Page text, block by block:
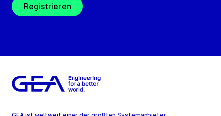
Registrieren